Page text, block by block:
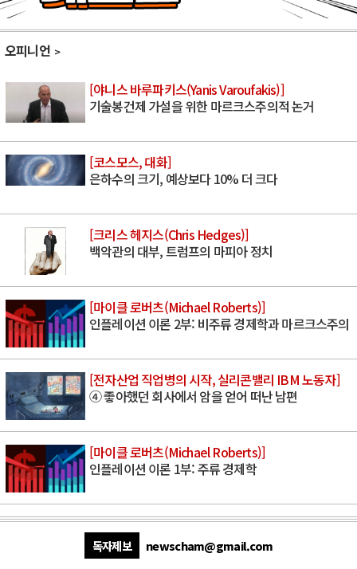
오피니언
[야니스 바루파키스(Yanis Varoufakis)]
기술봉건제 가설을 위한 마르크스주의적 논거
[코스모스, 대화]
은하수의 크기, 예상보다 10% 더 크다
[크리스 헤지스(Chris Hedges)]
백악관의 대부, 트럼프의 마피아 정치
[마이클 로버츠(Michael Roberts)]
인플레이션 이론 2부: 비주류 경제학과 마르크스주의
[전자산업 직업병의 시작, 실리콘밸리 IBM 노동자]
④ 좋아했던 회사에서 암을 얻어 떠난 남편
[마이클 로버츠(Michael Roberts)]
인플레이션 이론 1부: 주류 경제학
독자제보
newscham@gmail.com